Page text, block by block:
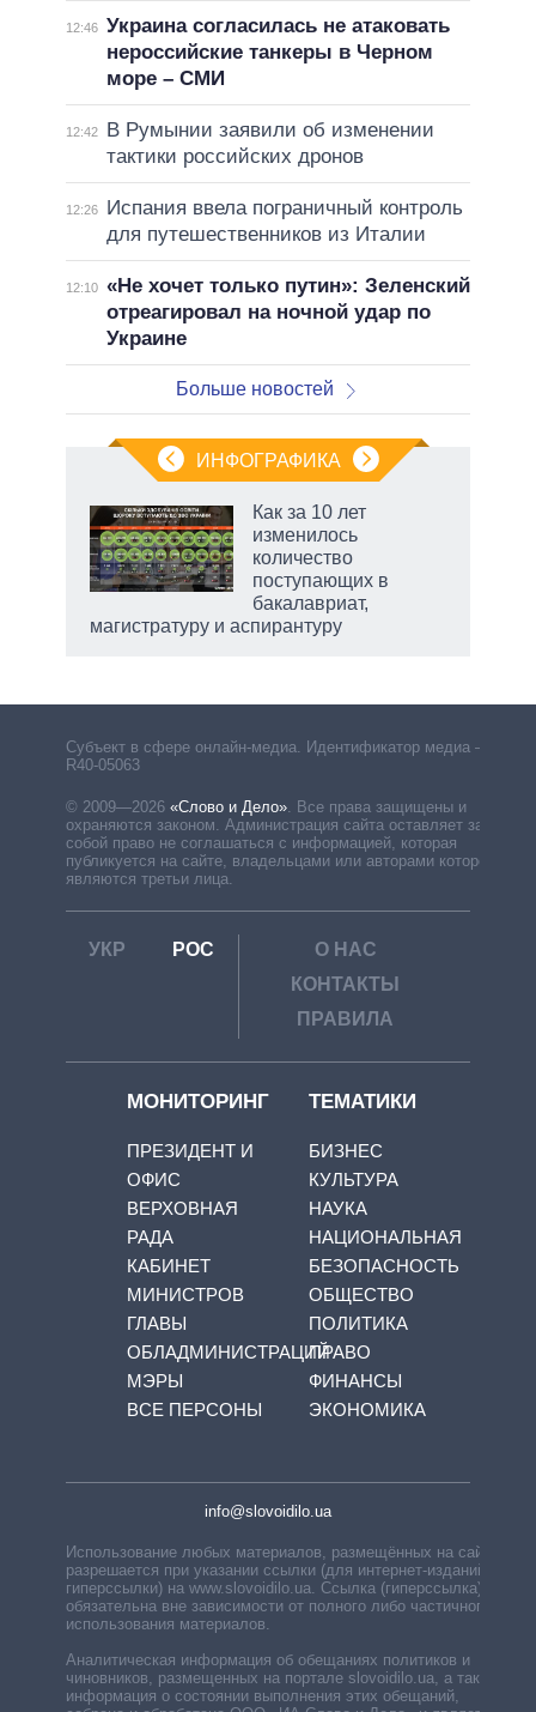
12:46 Украина согласилась не атаковать
нероссийские танкеры в Черном
море – СМИ
12:42
В Румынии заявили об изменении
тактики российских дронов
12:26
Испания ввела пограничный контроль
для путешественников из Италии
12:10 «Не хочет только путин»: Зеленский
отреагировал на ночной удар по
Украине
Больше новостей
ИНФОГРАФИКА
Как за 10 лет
изменилось
количество
поступающих в
бакалавриат,
магистратуру и аспирантуру
Субъект в сфере онлайн-медиа. Идентификатор медиа –
R40-05063
© 2009—2026 «Слово и Дело» Все права защищены и
охраняются законом. Администрация сайта оставляет за
собой право не соглашаться с информацией, которая
публикуется на сайте, владельцами или авторами которой
являются третьи лица.
УКР РОС
О НАС
КОНТАКТЫ
ПРАВИЛА
МОНИТОРИНГ
ПРЕЗИДЕНТ И
ОФИС
ВЕРХОВНАЯ
РАДА
КАБИНЕТ
МИНИСТРОВ
ГЛАВЫ
ОБЛАДМИНИСТРАЦИЙ
МЭРЫ
ВСЕ ПЕРСОНЫ
ТЕМАТИКИ
БИЗНЕС
КУЛЬТУРА
НАУКА
НАЦИОНАЛЬНАЯ
БЕЗОПАСНОСТЬ
ОБЩЕСТВО
ПОЛИТИКА
ПРАВО
ФИНАНСЫ
ЭКОНОМИКА
info@slovoidilo.ua
Использование любых материалов, размещённых на сайте,
разрешается при указании ссылки (для интернет-изданий —
гиперссылки) на www.slovoidilo.ua. Ссылка (гиперссылка)
обязательна вне зависимости от полного либо частичного
использования материалов.
Аналитическая информация об обещаниях политиков и
чиновников, размещенных на портале slovoidilo.ua, а также
информация о состоянии выполнения этих обещаний,